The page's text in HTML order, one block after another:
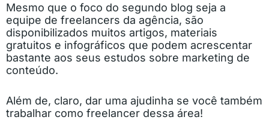
Mesmo que o foco do segundo blog seja a
equipe de freelancers da agência, são
disponibilizados muitos artigos, materiais
gratuitos e infográficos que podem acrescentar
bastante aos seus estudos sobre marketing de
conteúdo.
Além de, claro, dar uma ajudinha se você também
trabalhar como freelancer dessa área!